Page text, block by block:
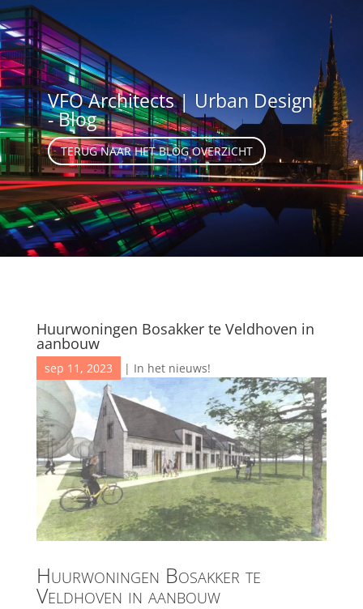
VFO Architects | Urban Design
- Blog
TERUG NAAR HET BLOG OVERZICHT
Huurwoningen Bosakker te Veldhoven in
aanbouw
sep 11, 2023 | In het nieuws!
Huurwoningen Bosakker te
Veldhoven in aanbouw